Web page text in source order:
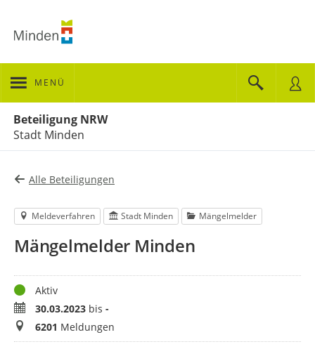
MENÜ
Beteiligung NRW
Stadt Minden
Alle Beteiligungen
Meldeverfahren Stadt Minden Mängelmelder
Mängelmelder Minden
StatusAktiv
Zeitraum30.03.2023 bis -
Meldungen
6201 Meldungen